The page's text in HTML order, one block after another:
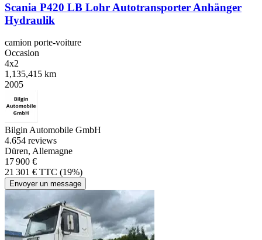
Scania P420 LB Lohr Autotransporter Anhänger
Hydraulik
camion porte-voiture
Occasion
4x2
1,135,415 km
2005
Bilgin Automobile GmbH
4.654 reviews
Düren, Allemagne
17 900 €
21 301 € TTC (19%)
Envoyer un message